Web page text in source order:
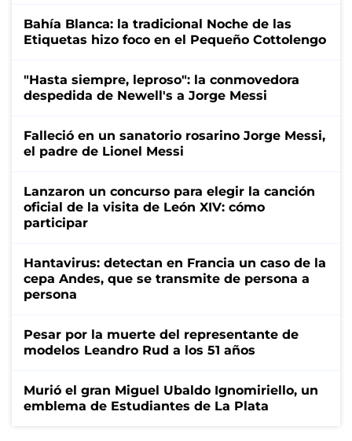
Bahía Blanca: la tradicional Noche de las
Etiquetas hizo foco en el Pequeño Cottolengo
"Hasta siempre, leproso": la conmovedora
despedida de Newell's a Jorge Messi
Falleció en un sanatorio rosarino Jorge Messi,
el padre de Lionel Messi
Lanzaron un concurso para elegir la canción
oficial de la visita de León XIV: cómo
participar
Hantavirus: detectan en Francia un caso de la
cepa Andes, que se transmite de persona a
persona
Pesar por la muerte del representante de
modelos Leandro Rud a los 51 años
Murió el gran Miguel Ubaldo Ignomiriello, un
emblema de Estudiantes de La Plata